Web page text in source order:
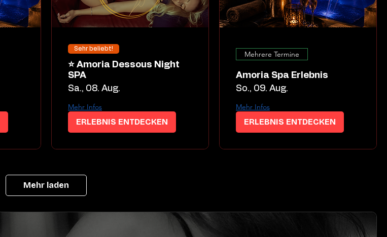
Sehr beliebt!
⭐ Amoria Dessous Night
SPA
Sa., 08. Aug.
Mehr Infos
ERLEBNIS ENTDECKEN
Mehrere Termine
Amoria Spa Erlebnis
So., 09. Aug.
Mehr Infos
ERLEBNIS ENTDECKEN
Mehr laden